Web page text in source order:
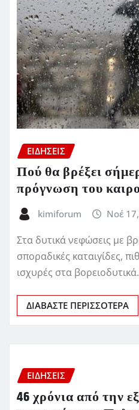
ΕΙΔΗΣΕΙΣ
Πού θα βρέξει
πρόγνωση του
kimiforum Νοέ
Στα δυτικά νεφώσεις με
σποραδικές καταιγίδες,
ισχυρές στα
ΔΙΑΒΆΣΤΕ ΠΕΡΙΣΣΌΤΕΡΑ
ΕΙΔΗΣΕΙΣ
46 χρόνια από την